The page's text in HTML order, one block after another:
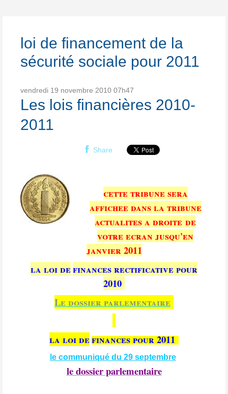
loi de financement de la
sécurité sociale pour 2011
vendredi 19 novembre 2010 07h47
Les lois financières 2010-
2011
Share
cette tribune sera
affichee dans la tribune
actualites a droite de
votre ecran jusqu'en
janvier 2011
la loi definances rectificative pour
2010
Le dossier parlementaire
la loi definances pour 2011
le communiqué du 29 septembre
le dossier parlementaire